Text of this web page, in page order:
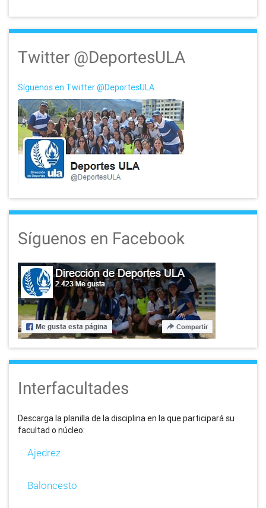
Twitter @DeportesULA
Síguenos en Twitter @DeportesULA
Síguenos en Facebook
Interfacultades
Descarga la planilla de la disciplina en la que participará su
facultad o núcleo:
Ajedrez
Baloncesto